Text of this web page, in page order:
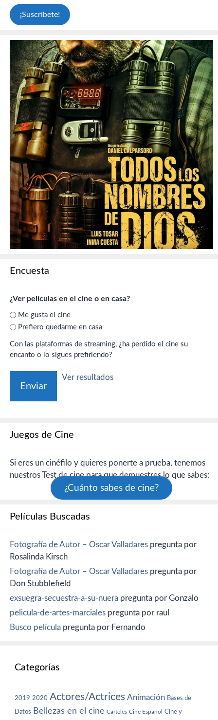
Encuesta
¿Ver películas en el cine o en casa?
Me gusta el cine
Prefiero quedarme en casa
Con las plataformas de streaming, ¿ha perdido el cine su
encanto o lo sigues prefiriendo?
Ver resultados
Juegos de Cine
Si eres un cinéfilo y quieres ponerte a prueba, tenemos
nuestros Test de cine para que demuestres lo que sabes:
¿Cuánto sabes de cine?
Películas Buscadas
Fotografía de Autor – Oscar Valladares pregunta por
Rosalinda Kirsch
Fotografía de Autor – Oscar Valladares pregunta por
Don Stubblefield
exsuegra-secuestra-a-su-nuera pregunta por Gonzalo
pelicula-de-artes-marciales pregunta por raul
Busco película pregunta por Fernando
Categorías
2019 2020 Actores/Actrices Animación Bases de
Datos Bellezas en el cine Carteles Cine Español Cine y